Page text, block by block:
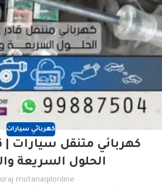
كهربائي سيارات
كهربائي متنقل سيارات |
الحلول السريعة
kiraj mutanaqilonline